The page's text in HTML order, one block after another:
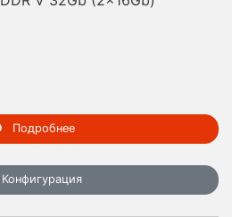
Подробнее
Конфигурация